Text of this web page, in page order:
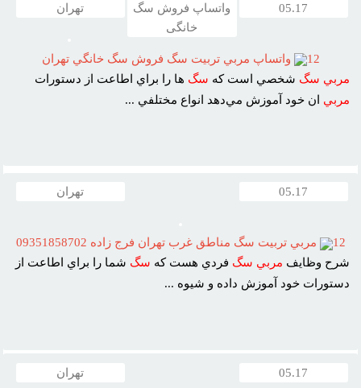
05.17
واتساپ فروش سگ
خانگی
تهران
12
واتساپ مربي تربيت سگ فروش سگ خانگي تهران
مربي سگ شخصي است که سگ ها را براي اطاعت از دستورات
مربي ان خود آموزش مي‌دهد انواع مختلفي ...
05.17 تهران
12
مربي تربيت سگ مناطق غرب تهران فرج زاده 09351858702
شرح وظايف مربي سگ فردي هست که سگ شما را براي اطاعت از
دستورات خود آموزش داده و شيوه ...
05.17 تهران